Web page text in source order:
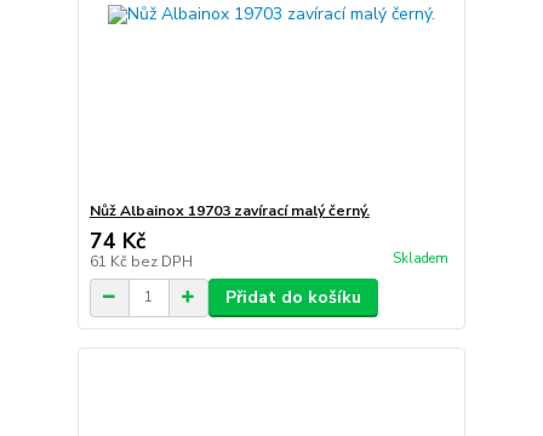
Nůž Albainox 19703 zavírací malý černý.
74 Kč
61 Kč bez DPH Skladem
Přidat do košíku